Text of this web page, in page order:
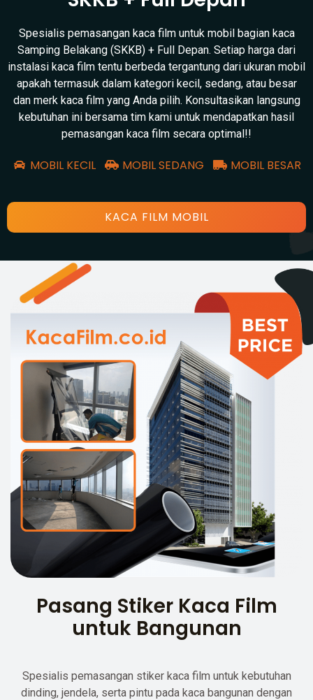
Spesialis pemasangan kaca film untuk mobil bagian kaca
Samping Belakang (SKKB) + Full Depan. Setiap harga dari
instalasi kaca film tentu berbeda tergantung dari ukuran mobil
apakah termasuk dalam kategori kecil, sedang, atau besar
dan merk kaca film yang Anda pilih. Konsultasikan langsung
kebutuhan ini bersama tim kami untuk mendapatkan hasil
pemasangan kaca film secara optimal!!
MOBIL KECIL MOBIL SEDANG MOBIL BESAR
KACA FILM MOBIL
Pasang Stiker Kaca Film
untuk Bangunan
Spesialis pemasangan stiker kaca film untuk kebutuhan
dinding, jendela, serta pintu pada kaca bangunan dengan